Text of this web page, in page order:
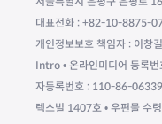
대표전화 : +82-10-8875-
개인정보보호 책임자 : 이창길
Intro • 온라인미디어 등록
자등록번호 : 110-86-06339
렉스빌 1407호 • 우편물 수